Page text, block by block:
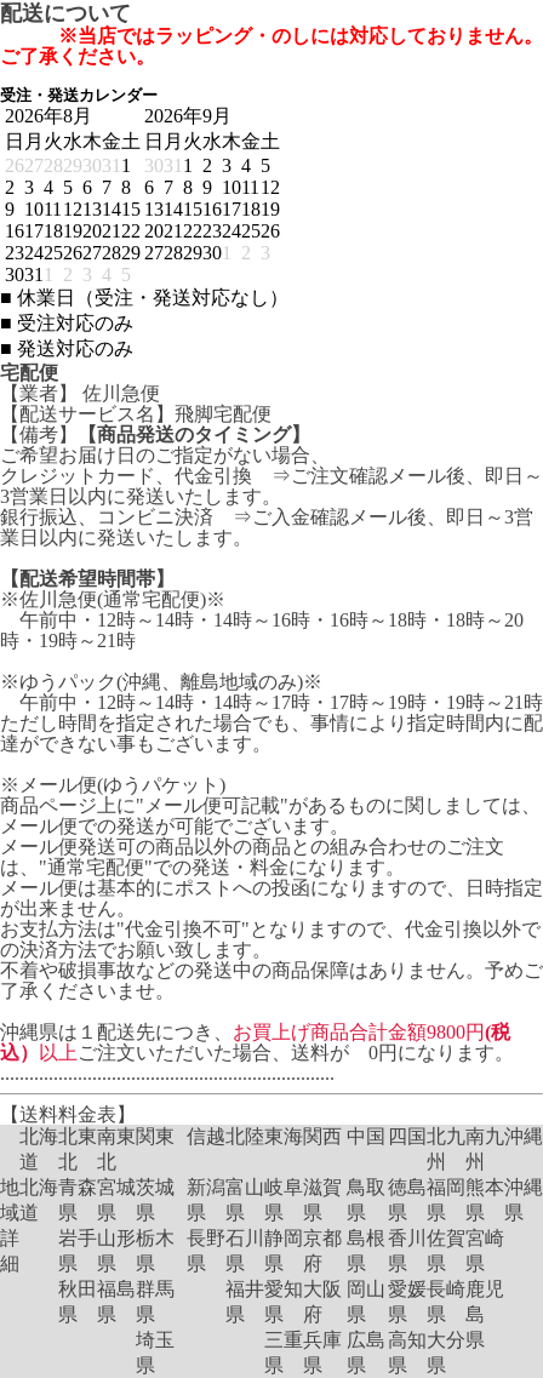
配送について
※当店ではラッピング・のしには対応しておりません。
ご了承ください。
受注・発送カレンダー
2026年8月
日 月 火水木金土
262728293031 1
2 3 4 5 6 7 8
9 1011 12131415
161718192021 22
23242526272829
3031 1 2 3 4 5
2026年9月
日 月 火水木金土
3031 1 2 3 4 5
6 7 8 9 1011 12
13141516171819
2021 2223242526
272829301 2 3
■ 休業日（受注・発送対応なし）
■ 受注対応のみ
■ 発送対応のみ
宅配便
【業者】 佐川急便
【配送サービス名】飛脚宅配便
【備考】
【商品発送のタイミング】
ご希望お届け日のご指定がない場合、
クレジットカード、代金引換 ⇒ご注文確認メール後、即日～
3営業日以内に発送いたします。
銀行振込、コンビニ決済 ⇒ご入金確認メール後、即日～3営
業日以内に発送いたします。
【配送希望時間帯】
※佐川急便(通常宅配便)※
午前中・12時～14時・14時～16時・16時～18時・18時～20
時・19時～21時
※ゆうパック(沖縄、離島地域のみ)※
午前中・12時～14時・14時～17時・17時～19時・19時～21時
ただし時間を指定された場合でも、事情により指定時間内に配
達ができない事もございます。
※メール便(ゆうパケット)
商品ページ上に"メール便可記載"があるものに関しましては、
メール便での発送が可能でございます。
メール便発送可の商品以外の商品との組み合わせのご注文
は、"通常宅配便"での発送・料金になります。
メール便は基本的にポストへの投函になりますので、日時指定
が出来ません。
お支払方法は"代金引換不可"となりますので、代金引換以外で
の決済方法でお願い致します。
不着や破損事故などの発送中の商品保障はありません。予めご
了承くださいませ。
沖縄県は１配送先につき、 お買上げ商品合計金額9800円(税
込）
以上 ご注文いただいた場合、送料が 0円になります。
.....................................................................
【送料料金表】
北海
道
北東
北
南東
北
関東 信越北陸東海関西 中国 四国北九
州
南九
州
沖縄
地
域
詳
細
北海
道
青森
県
岩手
県
秋田
県
宮城
県
山形
県
福島
県
茨城
県
栃木
県
群馬
県
埼玉
県
新潟
県
長野
県
富山
県
石川
県
福井
県
岐阜
県
静岡
県
愛知
県
三重
県
滋賀
県
京都
府
大阪
府
兵庫
県
鳥取
県
島根
県
岡山
県
広島
県
徳島
県
香川
県
愛媛
県
高知
県
福岡
県
佐賀
県
長崎
県
大分
県
熊本
県
宮崎
県
鹿児
島
県
沖縄
県